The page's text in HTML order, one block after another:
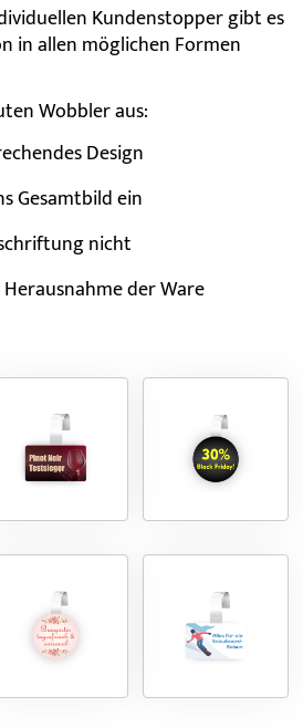
Kundenstopper gibt es
in allen möglichen Formen
Wobbler aus:
Design
Gesamtbild ein
nicht
der Ware